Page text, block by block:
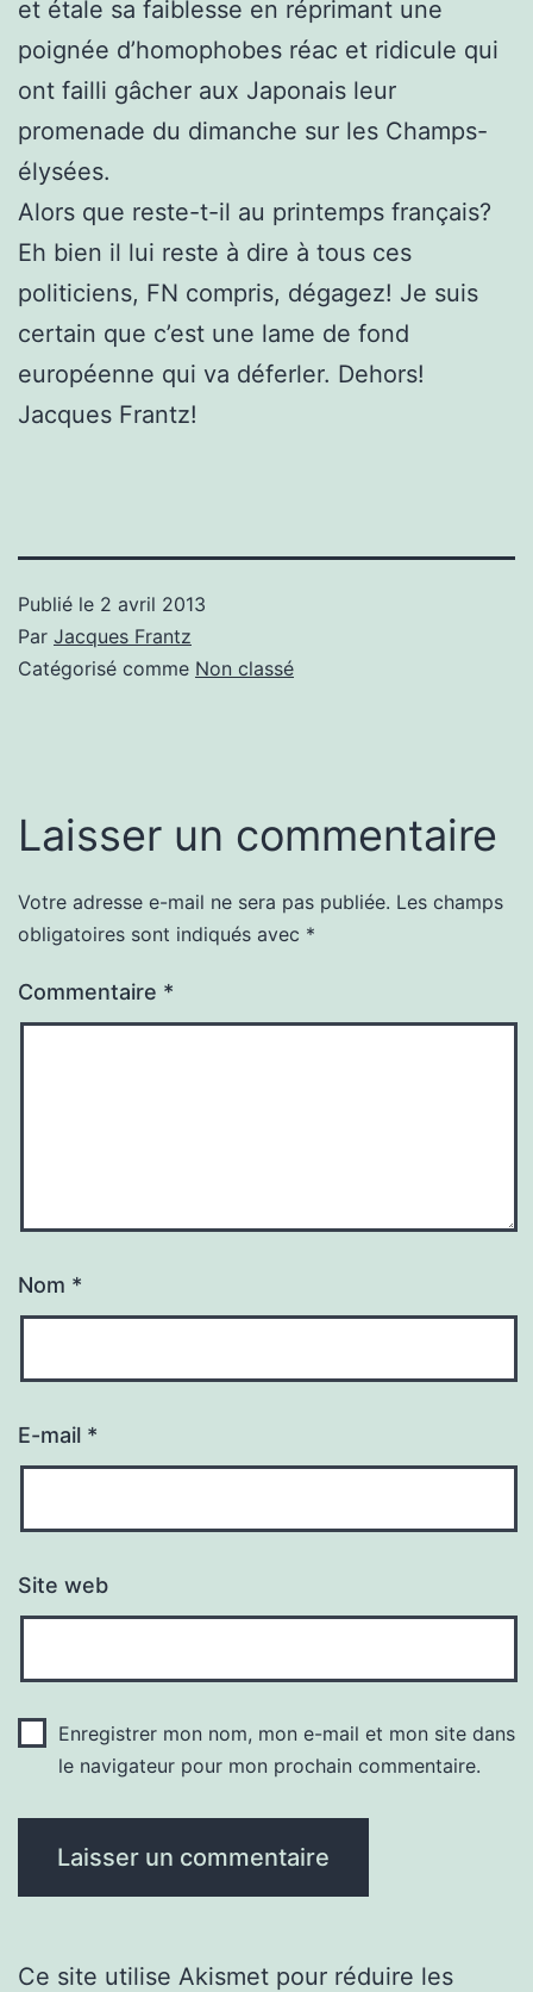
et étale sa faiblesse en réprimant une
poignée d’homophobes réac et ridicule qui
ont failli gâcher aux Japonais leur
promenade du dimanche sur les Champs-
élysées.
Alors que reste-t-il au printemps français?
Eh bien il lui reste à dire à tous ces
politiciens, FN compris, dégagez! Je suis
certain que c’est une lame de fond
européenne qui va déferler. Dehors!
Jacques Frantz!
Publié le 2 avril 2013
Par Jacques Frantz
Catégorisé comme Non classé
Laisser un commentaire
Votre adresse e-mail ne sera pas publiée. Les champs
obligatoires sont indiqués avec *
Commentaire *
Nom *
E-mail *
Site web
Enregistrer mon nom, mon e-mail et mon site dans
le navigateur pour mon prochain commentaire.
Ce site utilise Akismet pour réduire les